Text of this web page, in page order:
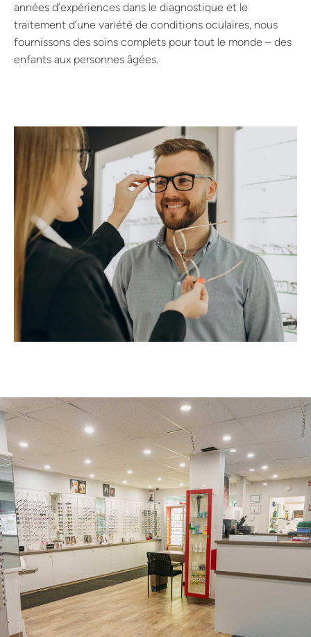
années d’expériences dans le diagnostique et le
traitement d’une variété de conditions oculaires, nous
fournissons des soins complets pour tout le monde – des
enfants aux personnes âgées.